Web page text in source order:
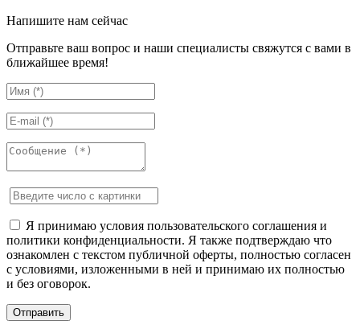
Напишите нам сейчас
Отправьте ваш вопрос и наши специалисты свяжутся с вами в
ближайшее время!
Я принимаю условия пользовательского соглашения и
политики конфиденциальности. Я также подтверждаю что
ознакомлен с текстом публичной оферты, полностью согласен
с условиями, изложенными в ней и принимаю их полностью
и без оговорок.